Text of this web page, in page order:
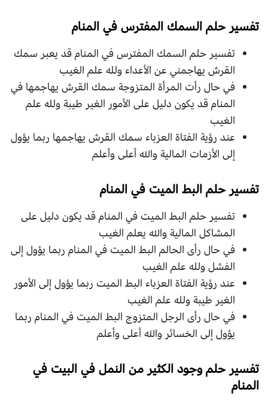
تفسير حلم السمك المفترس في المنام
تفسير حلم السمك المفترس في المنام قد يعبر سمك
القرش يهاجمني عن الأعداء ولله علم الغيب
في حال رأت المرأة المتزوجة سمك القرش يهاجمها في
المنام قد يكون دليل على الأمور الغير طيبة ولله علم
الغيب
عند رؤية الفتاة العزباء سمك القرش يهاجمها ربما يؤول
إلى الأزمات المالية والله أعلى وأعلم
تفسير حلم البط الميت في المنام
تفسير حلم البط الميت في المنام قد يكون دليل على
المشاكل المالية والله يعلم الغيب
في حال رأى الحالم البط الميت في المنام ربما يؤول إلى
الفشل ولله علم الغيب
عند رؤية الفتاة العزباء البط الميت ربما يؤول إلى الأمور
الغير طيبة ولله علم الغيب
في حال رأى الرجل المتزوج البط الميت في المنام ربما
يؤول إلى الخسائر والله أعلى وأعلم
تفسير حلم وجود الكثير من النمل في البيت في
المنام